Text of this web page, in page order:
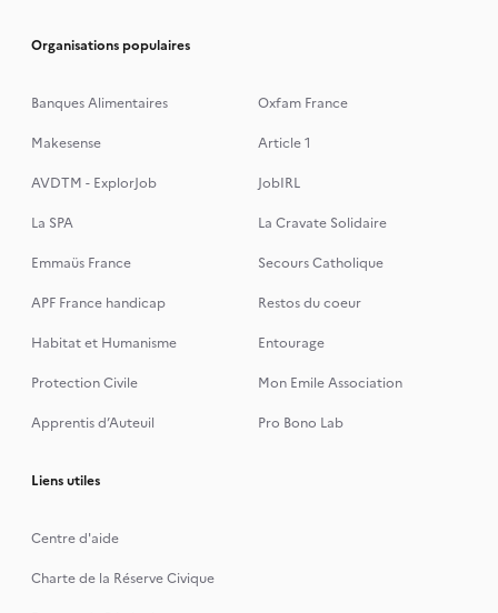
Organisations populaires
Banques Alimentaires
Oxfam France
Makesense
Article 1
AVDTM - ExplorJob
JobIRL
La SPA
La Cravate Solidaire
Emmaüs France
Secours Catholique
APF France handicap
Restos du coeur
Habitat et Humanisme
Entourage
Protection Civile
Mon Emile Association
Apprentis d’Auteuil
Pro Bono Lab
Liens utiles
Centre d'aide
Charte de la Réserve Civique